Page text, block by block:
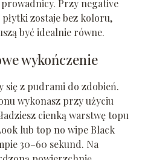
Przy negative
zostaje bez koloru,
być idealnie równe.
wykończenie
się z pudrami do zdobień.
wykonasz przy użyciu
cienką warstwę topu
lub top no wipe Black
30–60 sekund. Na